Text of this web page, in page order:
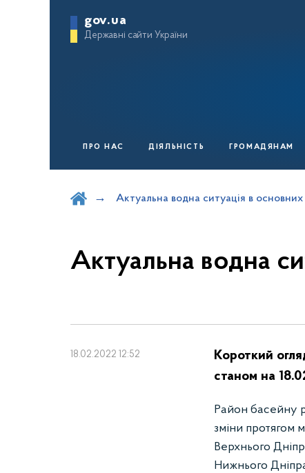
gov.ua
Державні сайти України
ПРО НАС ДІЯЛЬНІСТЬ ГРОМАДЯНАМ
Актуальна водна ситуація в
Актуальна водна
18.02.2022 12:52
Короткий
станом на
Район басейну
зміни протягом
Верхнього
Нижнього